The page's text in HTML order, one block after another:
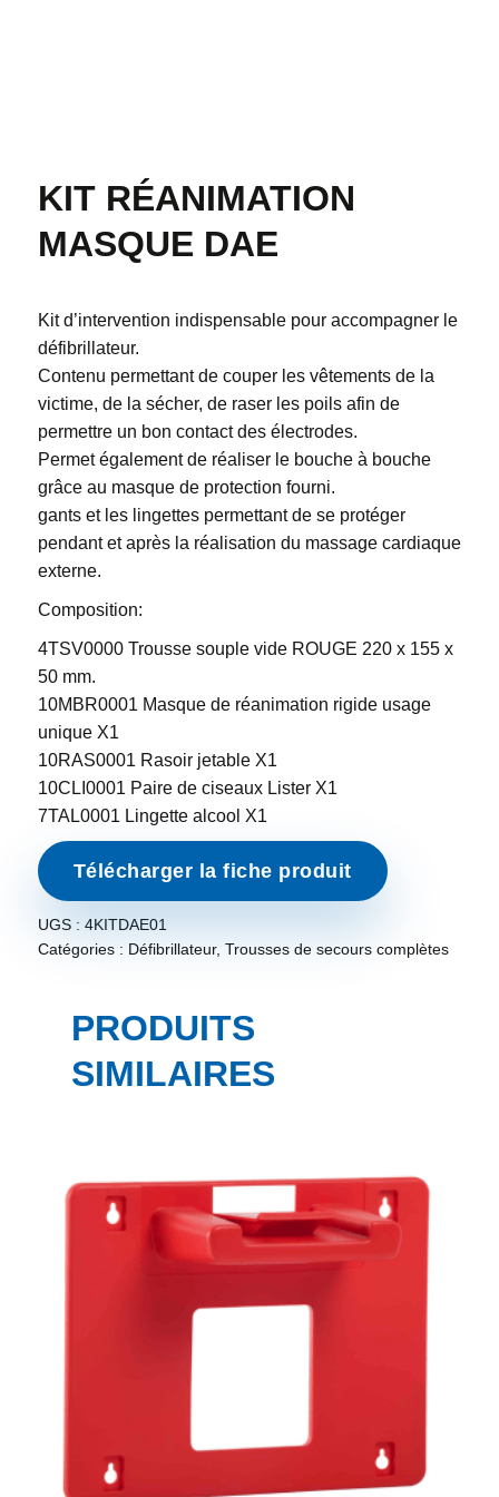
KIT RÉANIMATION
MASQUE DAE
Kit d’intervention indispensable pour accompagner le
défibrillateur.
Contenu permettant de couper les vêtements de la
victime, de la sécher, de raser les poils afin de
permettre un bon contact des électrodes.
Permet également de réaliser le bouche à bouche
grâce au masque de protection fourni.
gants et les lingettes permettant de se protéger
pendant et après la réalisation du massage cardiaque
externe.
Composition:
4TSV0000 Trousse souple vide ROUGE 220 x 155 x
50 mm.
10MBR0001 Masque de réanimation rigide usage
unique X1
10RAS0001 Rasoir jetable X1
10CLI0001 Paire de ciseaux Lister X1
7TAL0001 Lingette alcool X1
Télécharger la fiche produit
UGS : 4KITDAE01
Catégories : Défibrillateur, Trousses de secours complètes
PRODUITS
SIMILAIRES